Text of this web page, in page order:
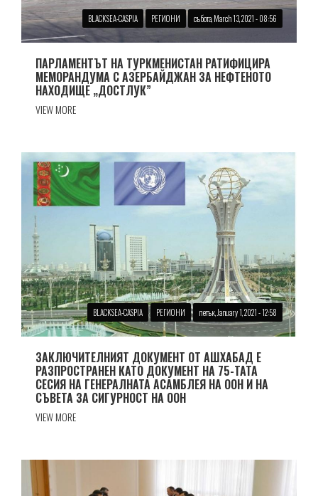
BLACKSEA-CASPIA РЕГИОНИ събота, March 13, 2021 - 08:56
ПАРЛАМЕНТЪТ НА ТУРКМЕНИСТАН РАТИФИЦИРА
МЕМОРАНДУМА С АЗЕРБАЙДЖАН ЗА НЕФТЕНОТО
НАХОДИЩЕ „ДОСТЛУК”
VIEW MORE
BLACKSEA-CASPIA РЕГИОНИ петък, January 1, 2021 - 12:58
ЗАКЛЮЧИТЕЛНИЯТ ДОКУМЕНТ ОТ АШХАБАД Е
РАЗПРОСТРАНЕН КАТО ДОКУМЕНТ НА 75-ТАТА
СЕСИЯ НА ГЕНЕРАЛНАТА АСАМБЛЕЯ НА ООН И НА
СЪВЕТА ЗА СИГУРНОСТ НА ООН
VIEW MORE